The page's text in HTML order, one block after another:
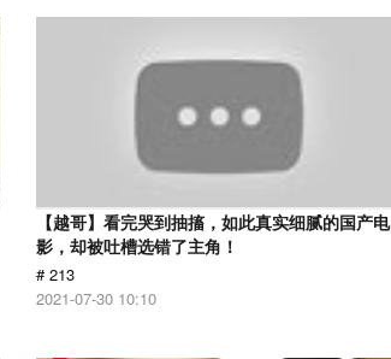
【越哥】看完哭到抽搐，如此真实细腻的国产电
影，却被吐槽选错了主角！
# 213
2021-07-30 10:10